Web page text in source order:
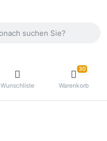
Wunschliste
30
Warenkorb